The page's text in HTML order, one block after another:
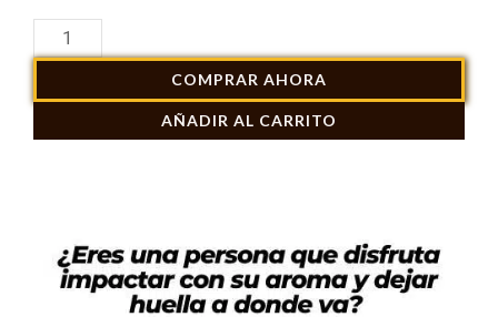
Perfume
Victoria's
Secret
Bombshell
100ml
cantidad
COMPRAR AHORA
AÑADIR AL CARRITO